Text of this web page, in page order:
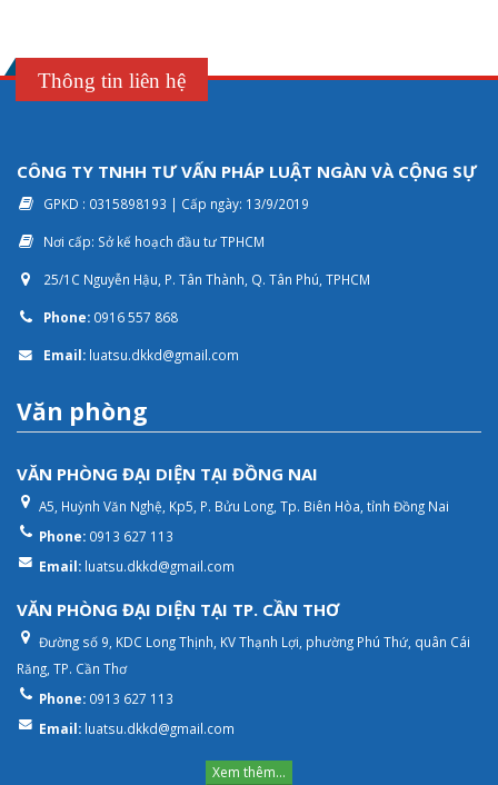
Thông tin liên hệ
CÔNG TY TNHH TƯ VẤN PHÁP LUẬT NGÀN VÀ CỘNG SỰ
GPKD : 0315898193 | Cấp ngày: 13/9/2019
Nơi cấp: Sở kế hoạch đầu tư TPHCM
25/1C Nguyễn Hậu, P. Tân Thành, Q. Tân Phú, TPHCM
Phone: 0916 557 868
Email: luatsu.dkkd@gmail.com
Văn phòng
VĂN PHÒNG ĐẠI DIỆN TẠI ĐỒNG NAI
A5, Huỳnh Văn Nghệ, Kp5, P. Bửu Long, Tp. Biên Hòa, tỉnh Đồng Nai
Phone: 0913 627 113
Email: luatsu.dkkd@gmail.com
VĂN PHÒNG ĐẠI DIỆN TẠI TP. CẦN THƠ
Đường số 9, KDC Long Thịnh, KV Thạnh Lợi, phường Phú Thứ, quân Cái
Răng, TP. Cần Thơ
Phone: 0913 627 113
Email: luatsu.dkkd@gmail.com
Xem thêm...